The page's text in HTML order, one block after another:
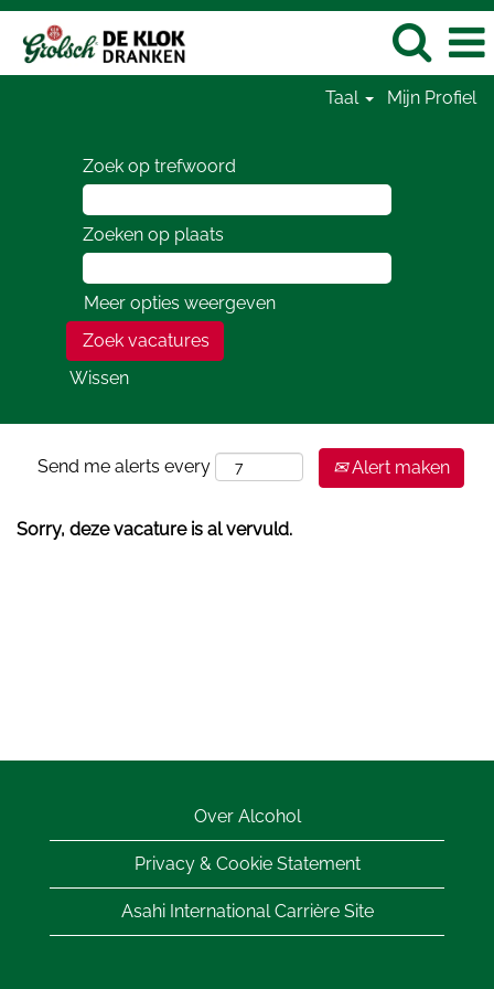
Taal Mijn Profiel
Zoek op trefwoord
Zoeken op plaats
Meer opties weergeven
Wissen
Send me alerts every Alert maken
Sorry, deze vacature is al vervuld.
Over Alcohol
Privacy & Cookie Statement
Asahi International Carrière Site